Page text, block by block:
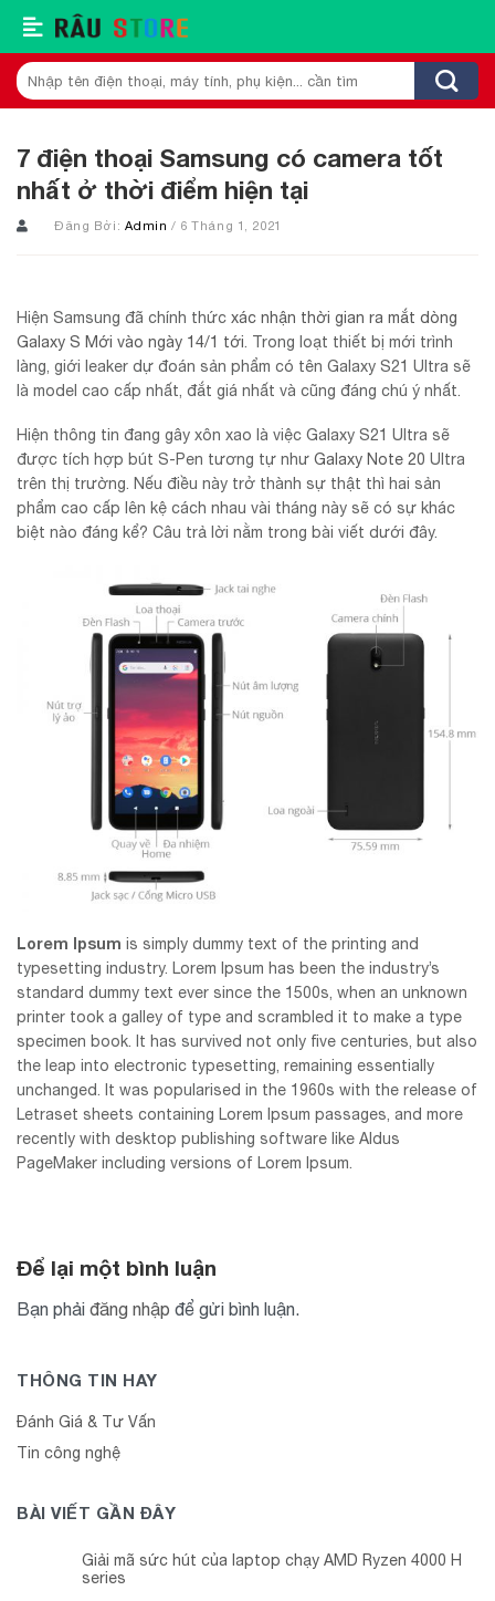
Skip
content
Tìm
kiếm:
7 điện thoại Samsung có camera tốt
nhất ở thời điểm hiện tại
Đăng Bởi: Admin/ 6 Tháng 1, 2021
Hiện Samsung đã chính thức xác nhận thời gian ra mắt dòng
Galaxy S Mới vào ngày 14/1 tới . Trong loạt thiết bị mới trình
làng, giới leaker dự đoán sản phẩm có tên Galaxy S21 Ultra sẽ
là model cao cấp nhất, đắt giá nhất và cũng đáng chú ý nhất.
Hiện thông tin đang gây xôn xao là việc Galaxy S21 Ultra sẽ
được tích hợp bút S-Pen tương tự như Galaxy Note 20 Ultra
trên thị trường. Nếu điều này trở thành sự thật thì hai sản
phẩm cao cấp lên kệ cách nhau vài tháng này sẽ có sự khác
biệt nào đáng kể? Câu trả lời nằm trong bài viết dưới đây.
Lorem Ipsum is simply dummy text of the printing and
typesetting industry. Lorem Ipsum has been the industry’s
standard dummy text ever since the 1500s, when an unknown
printer took a galley of type and scrambled it to make a type
specimen book. It has survived not only five centuries, but also
the leap into electronic typesetting, remaining essentially
unchanged. It was popularised in the 1960s with the release of
Letraset sheets containing Lorem Ipsum passages, and more
recently with desktop publishing software like Aldus
PageMaker including versions of Lorem Ipsum.
Để lại một bình luận
Bạn phải đăng nhập để gửi bình luận.
THÔNG TIN HAY
Đánh Giá & Tư Vấn
Tin công nghệ
BÀI VIẾT GẦN ĐÂY
Giải mã sức hút của laptop chạy AMD Ryzen 4000 H
series